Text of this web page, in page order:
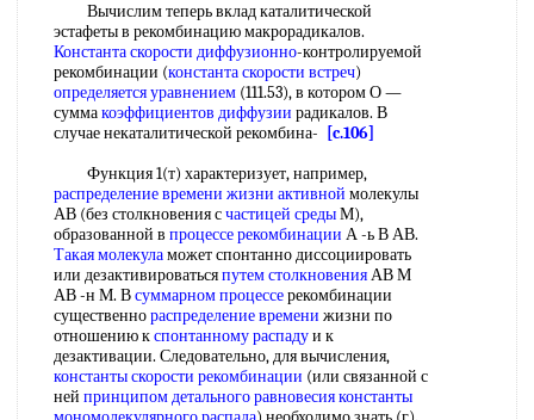
Вычислим теперь вклад каталитической
эстафеты в рекомбинацию макрорадикалов.
Константа скорости диффузионно-контролируемой
рекомбинации (константа скорости встреч)
определяется уравнением (111.53), в котором О —
суммакоэффициентов диффузии радикалов. В
случае некаталитической рекомбина-
[c.106]
Функция 1(т) характеризует, например,
распределение времени жизни активной молекулы
АВ (без столкновения счастицей средыМ),
образованной в процессе рекомбинации А -ь В АВ.
Такая молекуламожет спонтанно диссоциировать
или дезактивироватьсяпутем столкновенияАВ М
АВ -н М. Всуммарном процессерекомбинации
существеннораспределение времени жизни по
отношению кспонтанному распадуи к
дезактивации. Следовательно, для вычисления,
константы скорости рекомбинации (или связанной с
ней принципом детального равновесияконстанты